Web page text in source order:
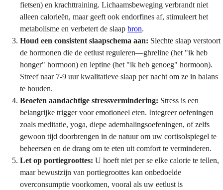
fietsen) en krachttraining. Lichaamsbeweging verbrandt niet
alleen calorieën, maar geeft ook endorfines af, stimuleert het
metabolisme en verbetert de slaap bron.
Houd een consistent slaapschema aan: Slechte slaap verstoort
de hormonen die de eetlust reguleren—ghreline (het "ik heb
honger" hormoon) en leptine (het "ik heb genoeg" hormoon).
Streef naar 7-9 uur kwalitatieve slaap per nacht om ze in balans
te houden.
Beoefen aandachtige stressvermindering: Stress is een
belangrijke trigger voor emotioneel eten. Integreer oefeningen
zoals meditatie, yoga, diepe ademhalingsoefeningen, of zelfs
gewoon tijd doorbrengen in de natuur om uw cortisolspiegel te
beheersen en de drang om te eten uit comfort te verminderen.
Let op portiegroottes: U hoeft niet per se elke calorie te tellen,
maar bewustzijn van portiegroottes kan onbedoelde
overconsumptie voorkomen, vooral als uw eetlust is